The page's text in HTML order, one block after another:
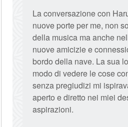
La conversazione con
nuove porte per me, non
della musica ma anche
nuove amicizie e
bordo della nave. La sua
modo di vedere le cose
senza pregiudizi mi
aperto e diretto nei miei
aspirazioni.